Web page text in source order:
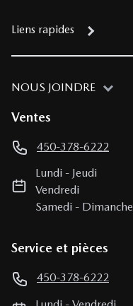
Liens rapides
NOUS JOINDRE
Ventes
450-378-6222
Lundi - Jeudi
Vendredi
Samedi - Dimanche
Service et pièces
450-378-6222